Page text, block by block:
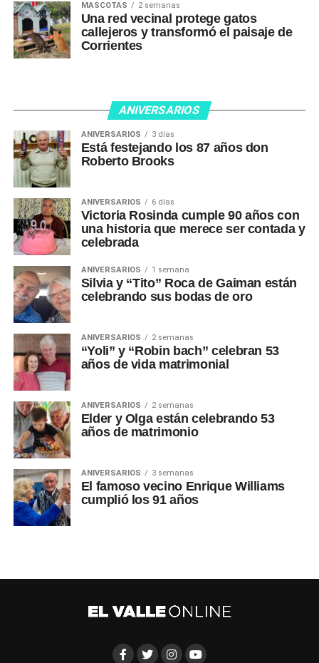
MASCOTAS 2 semanas
Una red vecinal protege gatos
callejeros y transformó el paisaje de
Corrientes
ANIVERSARIOS
ANIVERSARIOS 3 días
Está festejando los 87 años don
Roberto Brooks
ANIVERSARIOS 6 días
Victoria Rosinda cumple 90 años con
una historia que merece ser contada y
celebrada
ANIVERSARIOS 1 semana
Silvia y “Tito” Roca de Gaiman están
celebrando sus bodas de oro
ANIVERSARIOS 2 semanas
“Yoli” y “Robin bach” celebran 53
años de vida matrimonial
ANIVERSARIOS 2 semanas
Elder y Olga están celebrando 53
años de matrimonio
ANIVERSARIOS 3 semanas
El famoso vecino Enrique Williams
cumplió los 91 años